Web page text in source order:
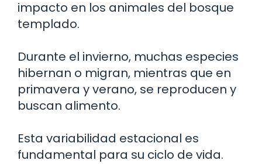
impacto en los animales del bosque
templado.
Durante el invierno, muchas especies
hibernan o migran, mientras que en
primavera y verano, se reproducen y
buscan alimento.
Esta variabilidad estacional es
fundamental para su ciclo de vida.